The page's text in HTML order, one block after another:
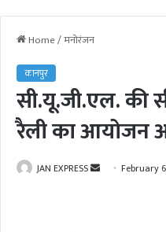
Home/मनोरंजन
कानपुर
सी.यू.जी.एल. की
रैली का
JAN EXPRESS February